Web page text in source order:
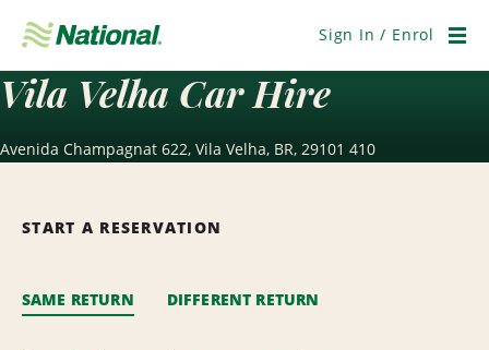
Navigation
Sign In / Enrol
Vila Velha Car Hire
Avenida Champagnat 622, Vila Velha, BR, 29101 410
START A RESERVATION
SAME RETURN DIFFERENT RETURN